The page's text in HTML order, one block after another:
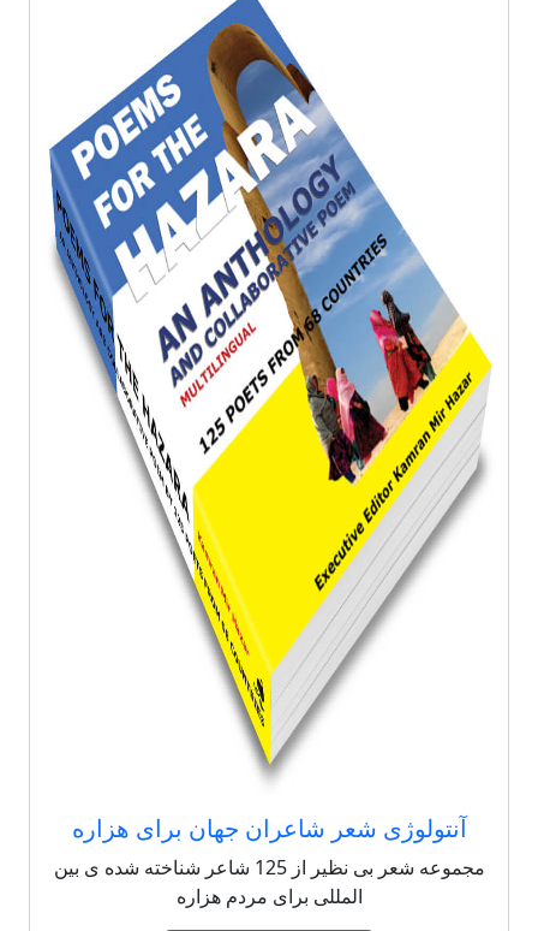
آنتولوژی شعر شاعران جهان برای هزاره
مجموعه شعر بی نظیر از 125 شاعر شناخته شده ی بین
المللی برای مردم هزاره